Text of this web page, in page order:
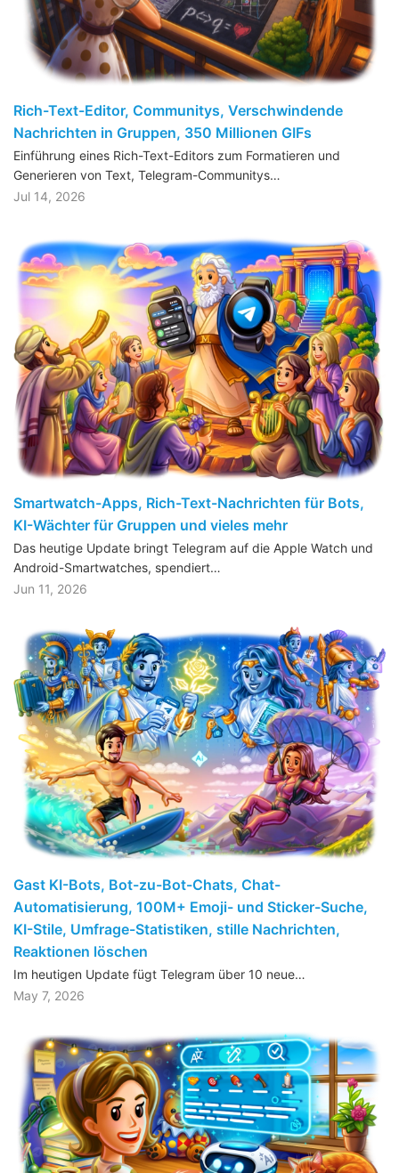
Rich-Text-Editor, Communitys, Verschwindende
Nachrichten in Gruppen, 350 Millionen GIFs
Einführung eines Rich-Text-Editors zum Formatieren und
Generieren von Text, Telegram-Communitys…
Jul 14, 2026
Smartwatch-Apps, Rich-Text-Nachrichten für Bots,
KI-Wächter für Gruppen und vieles mehr
Das heutige Update bringt Telegram auf die Apple Watch und
Android-Smartwatches, spendiert…
Jun 11, 2026
Gast KI-Bots, Bot-zu-Bot-Chats, Chat-
Automatisierung, 100M+ Emoji- und Sticker-Suche,
KI-Stile, Umfrage-Statistiken, stille Nachrichten,
Reaktionen löschen
Im heutigen Update fügt Telegram über 10 neue…
May 7, 2026